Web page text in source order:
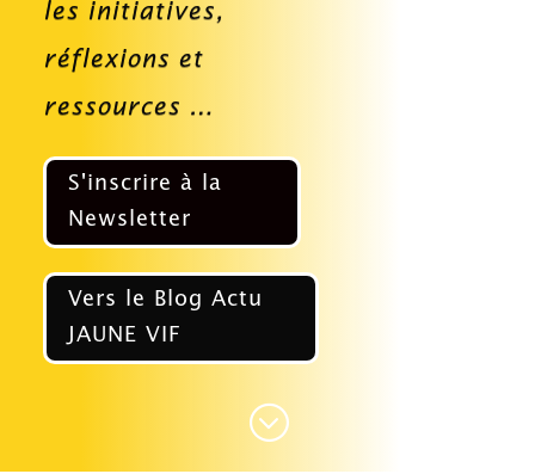
les initiatives,
réflexions et
ressources …
S'inscrire à la
Newsletter
Vers le Blog Actu
JAUNE VIF
;